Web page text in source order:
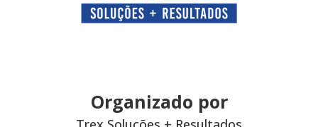
Organizado por